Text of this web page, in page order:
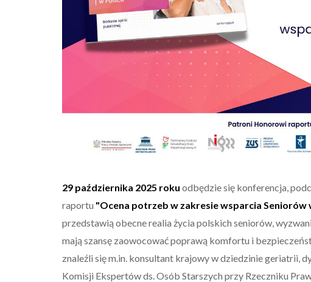
29 października 2025 roku odbędzie się konferencja,
raportu "Ocena potrzeb w zakresie wsparcia Seniorów
przedstawią obecne realia życia polskich seniorów,
mają szansę zaowocować poprawą komfortu i
znaleźli się m.in. konsultant krajowy w dziedzinie geriatrii,
Komisji Ekspertów ds. Osób Starszych przy Rzeczniku